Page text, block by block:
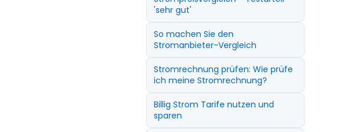
'sehr gut'
So machen Sie den
Stromanbieter-Vergleich
Stromrechnung prüfen: Wie prüfe
ich meine Stromrechnung?
Billig Strom Tarife nutzen und
sparen